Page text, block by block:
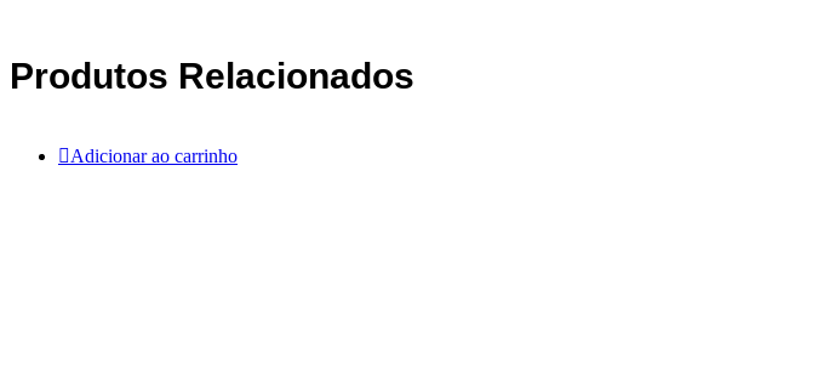
Produtos Relacionados
Adicionar ao carrinho